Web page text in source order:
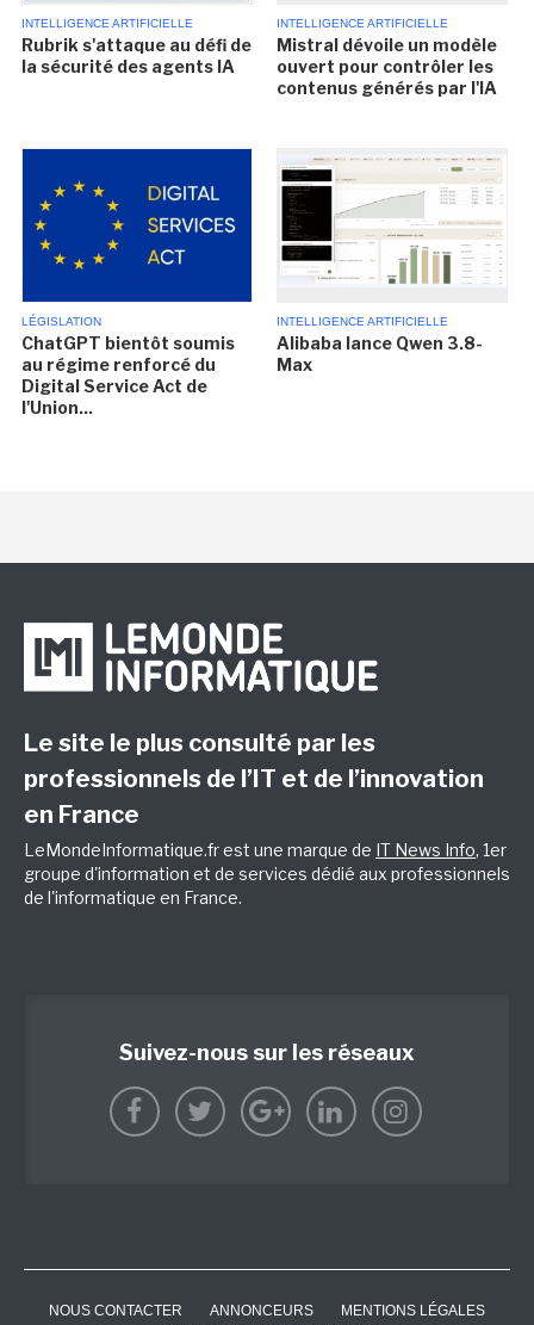
INTELLIGENCE ARTIFICIELLE
Rubrik s'attaque au défi de
la sécurité des agents IA
INTELLIGENCE ARTIFICIELLE
Mistral dévoile un modèle
ouvert pour contrôler les
contenus générés par l'IA
LÉGISLATION
ChatGPT bientôt soumis
au régime renforcé du
Digital Service Act de
l'Union...
INTELLIGENCE ARTIFICIELLE
Alibaba lance Qwen 3.8-
Max
Le site le plus consulté par les
professionnels de l’IT et de l’innovation
en France
LeMondeInformatique.fr est une marque de IT News Info, 1er
groupe d'information et de services dédié aux professionnels
de l'informatique en France.
Suivez-nous sur les réseaux
NOUS CONTACTER ANNONCEURS
MENTIONS LÉGALES